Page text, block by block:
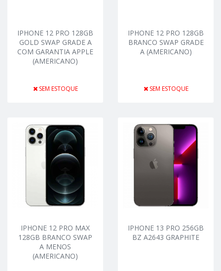
IPHONE 12 PRO 128GB
GOLD SWAP GRADE A
COM GARANTIA APPLE
(AMERICANO)
SEM ESTOQUE
IPHONE 12 PRO 128GB
BRANCO SWAP GRADE
A (AMERICANO)
SEM ESTOQUE
IPHONE 12 PRO MAX
128GB BRANCO SWAP
A MENOS
(AMERICANO)
IPHONE 13 PRO 256GB
BZ A2643 GRAPHITE